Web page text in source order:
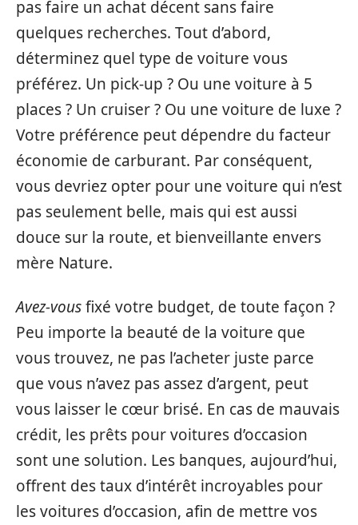
pas faire un achat décent sans faire
quelques recherches. Tout d’abord,
déterminez quel type de voiture vous
préférez. Un pick-up ? Ou une voiture à 5
places ? Un cruiser ? Ou une voiture de luxe ?
Votre préférence peut dépendre du facteur
économie de carburant. Par conséquent,
vous devriez opter pour une voiture qui n’est
pas seulement belle, mais qui est aussi
douce sur la route, et bienveillante envers
mère Nature.
Avez-vousfixé votre budget, de toute façon ?
Peu importe la beauté de la voiture que
vous trouvez, ne pas l’acheter juste parce
que vous n’avez pas assez d’argent, peut
vous laisser le cœur brisé. En cas de mauvais
crédit, les prêts pour voitures d’occasion
sont une solution. Les banques, aujourd’hui,
offrent des taux d’intérêt incroyables pour
les voitures d’occasion, afin de mettre vos